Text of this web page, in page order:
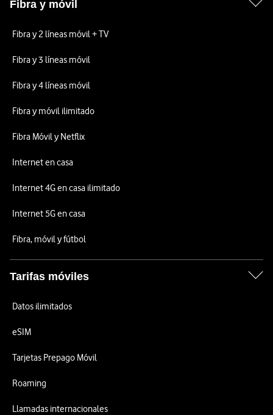
Fibra y móvil
Fibra y 2 líneas móvil + TV
Fibra y 3 líneas móvil
Fibra y 4 líneas móvil
Fibra y móvil ilimitado
Fibra Móvil y Netflix
Internet en casa
Internet 4G en casa ilimitado
Internet 5G en casa
Fibra, móvil y fútbol
Tarifas móviles
Datos ilimitados
eSIM
Tarjetas Prepago Móvil
Roaming
Llamadas internacionales